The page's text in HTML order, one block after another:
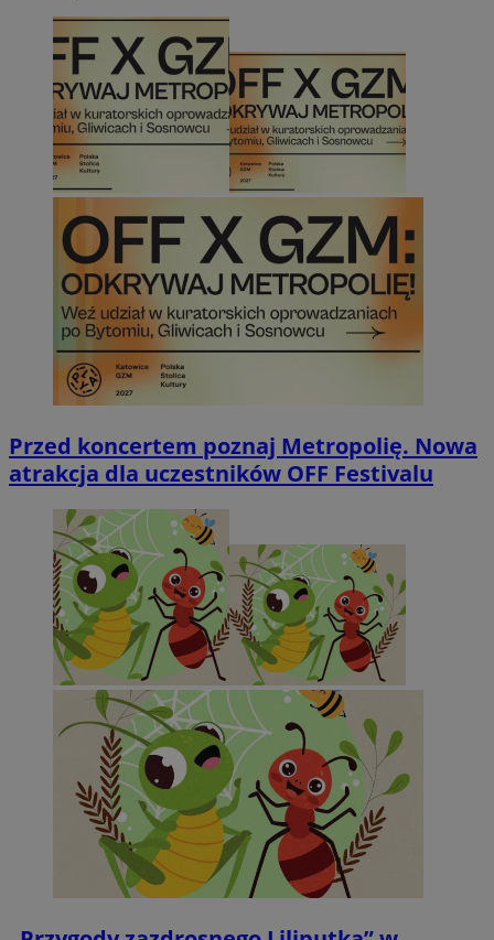
Przed koncertem poznaj Metropolię. Nowa
atrakcja dla uczestników OFF Festivalu